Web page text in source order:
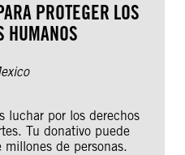
PROTEGER LOS
HUMANOS
luchar por los derechos
Tu donativo puede
de personas.